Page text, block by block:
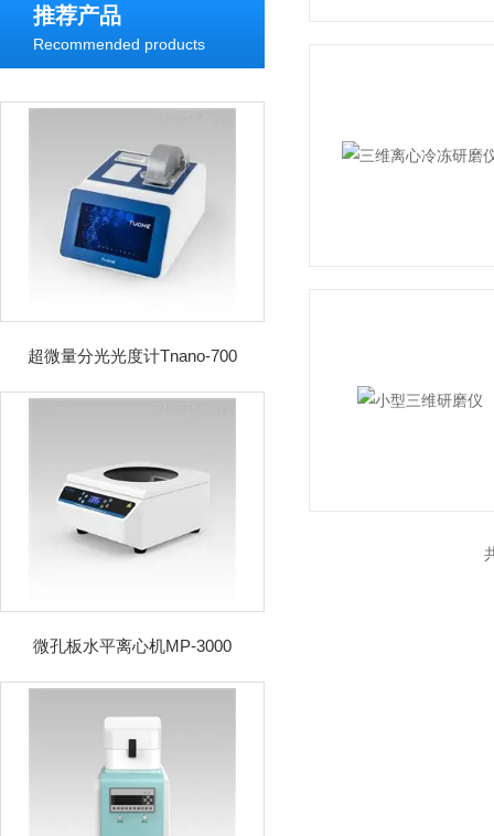
推荐产品
Recommended products
超微量分光光度计Tnano-700
微孔板水平离心机MP-3000